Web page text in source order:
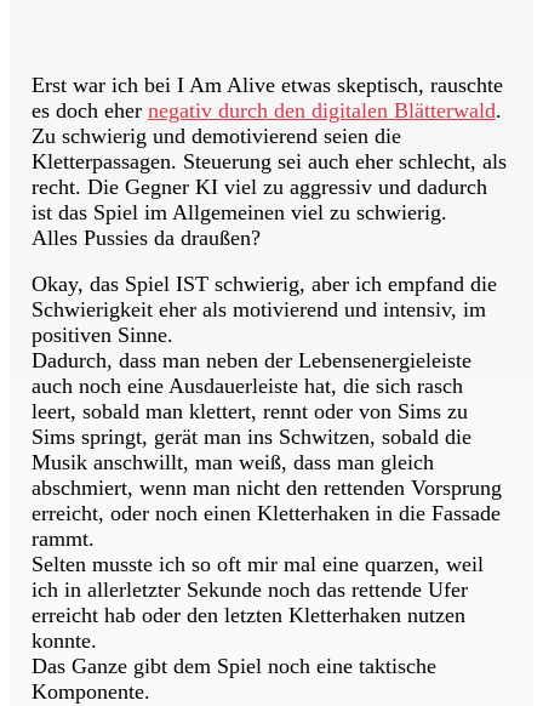
Erst war ich bei I Am Alive etwas skeptisch, rauschte
es doch eher negativ durch den digitalen Blätterwald.
Zu schwierig und demotivierend seien die
Kletterpassagen. Steuerung sei auch eher schlecht, als
recht. Die Gegner KI viel zu aggressiv und dadurch
ist das Spiel im Allgemeinen viel zu schwierig.
Alles Pussies da draußen?
Okay, das Spiel IST schwierig, aber ich empfand die
Schwierigkeit eher als motivierend und intensiv, im
positiven Sinne.
Dadurch, dass man neben der Lebensenergieleiste
auch noch eine Ausdauerleiste hat, die sich rasch
leert, sobald man klettert, rennt oder von Sims zu
Sims springt, gerät man ins Schwitzen, sobald die
Musik anschwillt, man weiß, dass man gleich
abschmiert, wenn man nicht den rettenden Vorsprung
erreicht, oder noch einen Kletterhaken in die Fassade
rammt.
Selten musste ich so oft mir mal eine quarzen, weil
ich in allerletzter Sekunde noch das rettende Ufer
erreicht hab oder den letzten Kletterhaken nutzen
konnte.
Das Ganze gibt dem Spiel noch eine taktische
Komponente.